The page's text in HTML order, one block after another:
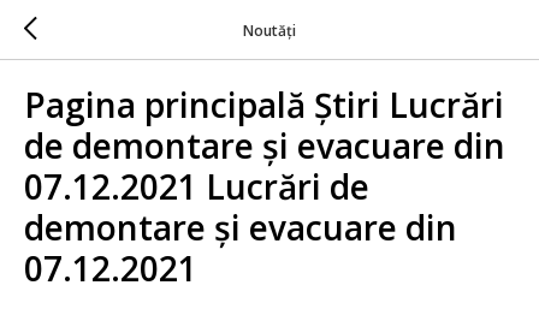
Noutăți
Pagina principală Știri Lucrări
de demontare și evacuare din
07.12.2021 Lucrări de
demontare și evacuare din
07.12.2021